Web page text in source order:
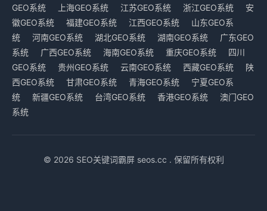
GEO系统
上海GEO系统 江苏GEO系统 浙江GEO系统
安
徽GEO系统
福建GEO系统 江西GEO系统
山东GEO系
统
河南GEO系统 湖北GEO系统 湖南GEO系统
广东GEO
系统
广西GEO系统 海南GEO系统 重庆GEO系统
四川
GEO系统
贵州GEO系统 云南GEO系统 西藏GEO系统
陕
西GEO系统
甘肃GEO系统 青海GEO系统
宁夏GEO系
统
新疆GEO系统 台湾GEO系统 香港GEO系统
澳门GEO
系统
© 2026 SEO关键词霸屏 seos.cc . 保留所有权利